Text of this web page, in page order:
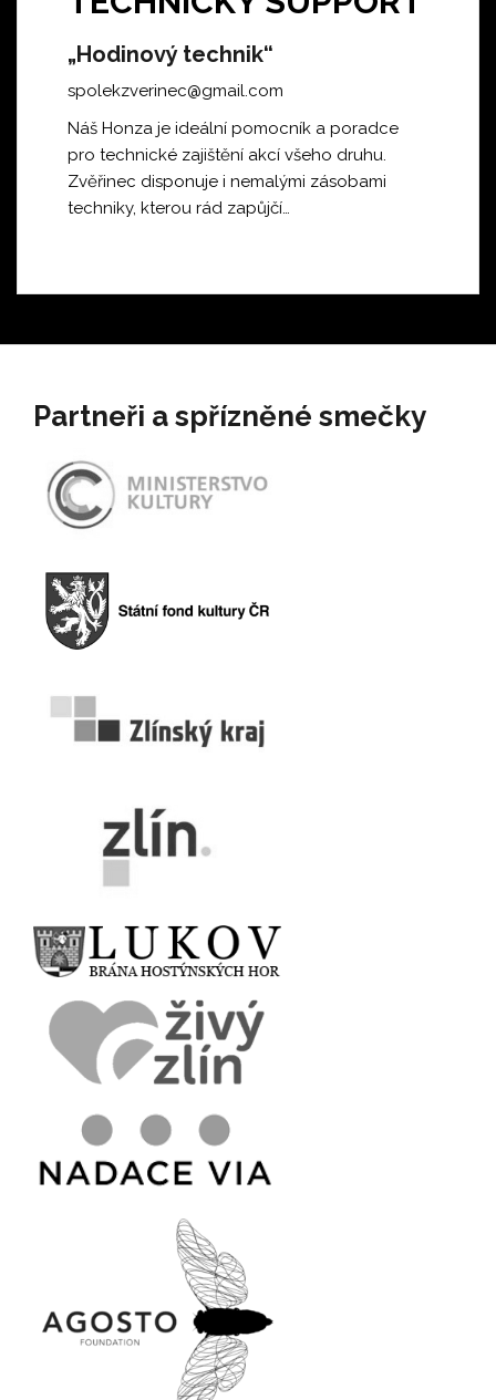
„Hodinový technik“
spolekzverinec@gmail.com
Náš Honza je ideální pomocník a poradce
pro technické zajištění akcí všeho druhu.
Zvěřinec disponuje i nemalými zásobami
techniky, kterou rád zapůjčí…
Partneři a spřízněné smečky